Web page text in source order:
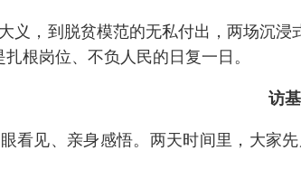
义，到脱贫模范的无私付出，两场沉
根岗位、不负人民的日复一日。
访
看见、亲身感悟。两天时间里，大家